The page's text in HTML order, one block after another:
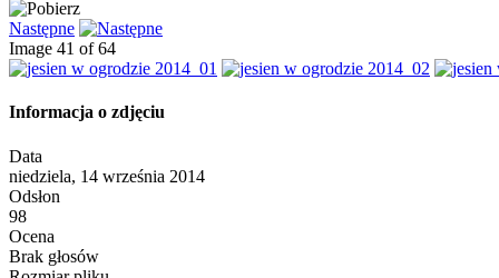
Następne
Image 41 of 64
Informacja o zdjęciu
Data
niedziela, 14 września 2014
Odsłon
98
Ocena
Brak głosów